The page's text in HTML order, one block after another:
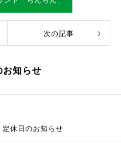
次の記事
お知らせ
休日のお知らせ